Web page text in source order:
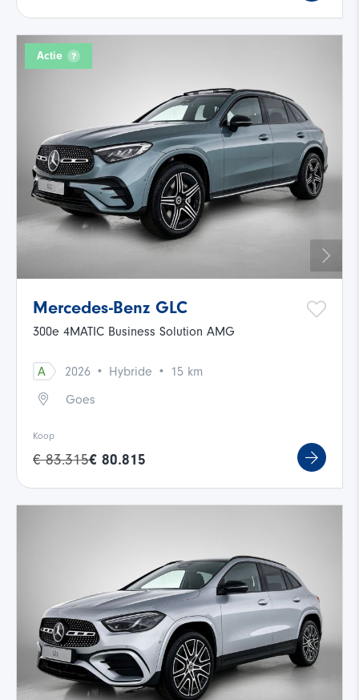
Actie
Mercedes-Benz GLC
300e 4MATIC Business Solution AMG
A 2026 · Hybride ·
15 km
Goes
Koop
€ 83.315€ 80.815